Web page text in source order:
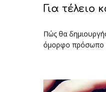
Για τέλειο
Πώς θα
όμορφο πρόσωπο